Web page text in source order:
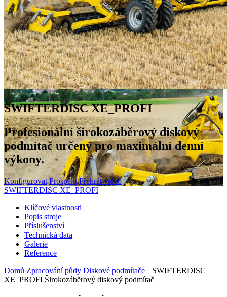
SWIFTERDISC XE_PROFI
Profesionální širokozáběrový diskový
podmítač určený pro maximální denní
výkony.
Konfigurovat Prospekt Přehrát video
SWIFTERDISC XE_PROFI
Klíčové vlastnosti
Popis stroje
Příslušenství
Technická data
Galerie
Reference
Domů Zpracování půdy Diskové podmítače
SWIFTERDISC
XE_PROFI Širokozáběrový diskový podmítač